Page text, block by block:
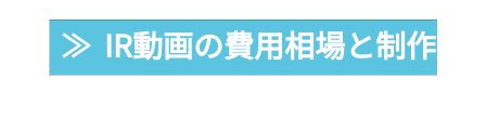
≫  IR動画の費用相場と制作期